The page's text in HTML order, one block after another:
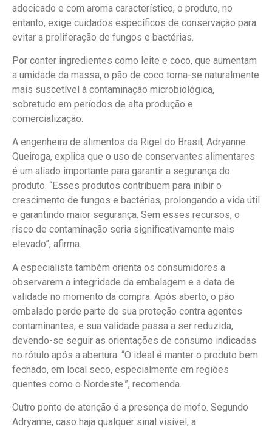
adocicado e com aroma característico, o produto, no
entanto, exige cuidados específicos de conservação para
evitar a proliferação de fungos e bactérias.
Por conter ingredientes como leite e coco, que aumentam
a umidade da massa, o pão de coco torna-se naturalmente
mais suscetível à contaminação microbiológica,
sobretudo em períodos de alta produção e
comercialização.
A engenheira de alimentos da Rigel do Brasil, Adryanne
Queiroga, explica que o uso de conservantes alimentares
é um aliado importante para garantir a segurança do
produto. “Esses produtos contribuem para inibir o
crescimento de fungos e bactérias, prolongando a vida útil
e garantindo maior segurança. Sem esses recursos, o
risco de contaminação seria significativamente mais
elevado”, afirma.
A especialista também orienta os consumidores a
observarem a integridade da embalagem e a data de
validade no momento da compra. Após aberto, o pão
embalado perde parte de sua proteção contra agentes
contaminantes, e sua validade passa a ser reduzida,
devendo-se seguir as orientações de consumo indicadas
no rótulo após a abertura. “O ideal é manter o produto bem
fechado, em local seco, especialmente em regiões
quentes como o Nordeste.”, recomenda.
Outro ponto de atenção é a presença de mofo. Segundo
Adryanne, caso haja qualquer sinal visível, a